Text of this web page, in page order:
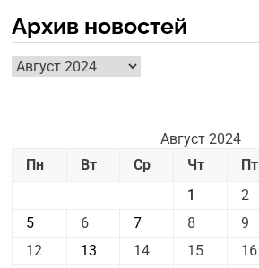
Архив новостей
Архив
новостей
Август 2024
Пн
Вт Ср Чт Пт
1
2
5
6 7 8 9
12
13 14 15 16